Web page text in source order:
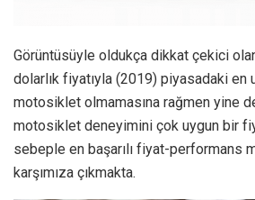
Görüntüsüyle oldukça dikkat çekici
dolarlık fiyatıyla (2019) piyasadaki en
motosiklet olmamasına rağmen yine
motosiklet deneyimini çok uygun bir
sebeple en başarılı fiyat-performans
karşımıza çıkmakta.